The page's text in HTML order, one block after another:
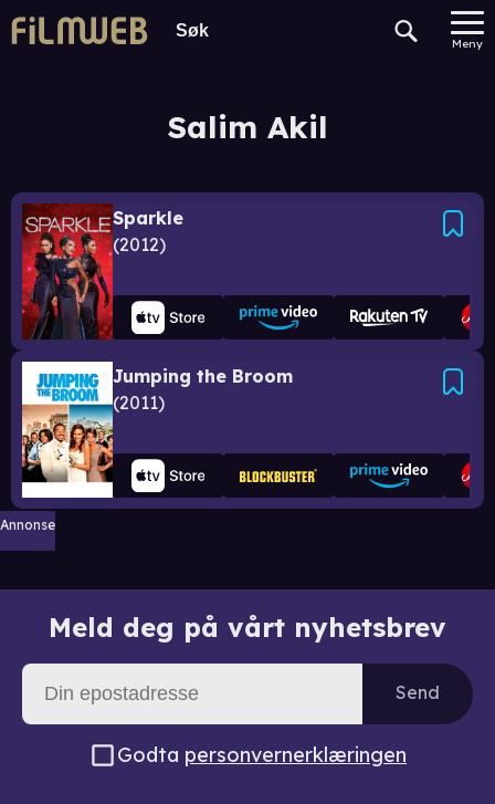
Meny
Salim Akil
Sparkle
2012
Jumping the Broom
2011
Annonse
Meld deg på vårt nyhetsbrev
Send
Godta personvernerklæringen